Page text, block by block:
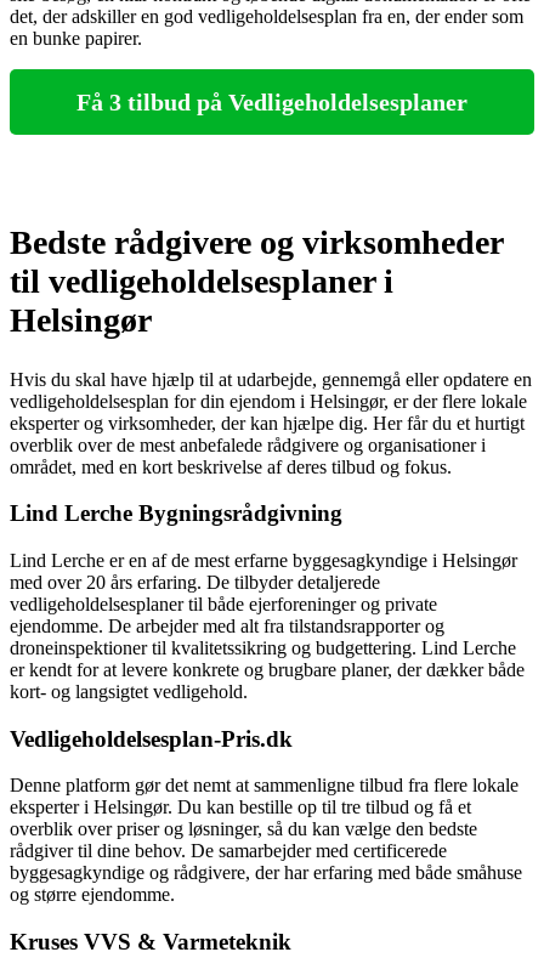
det, der adskiller en god vedligeholdelsesplan fra en, der ender som
en bunke papirer.
Få 3 tilbud på Vedligeholdelsesplaner
Bedste rådgivere og virksomheder
til vedligeholdelsesplaner i
Helsingør
Hvis du skal have hjælp til at udarbejde, gennemgå eller opdatere en
vedligeholdelsesplan for din ejendom i Helsingør, er der flere lokale
eksperter og virksomheder, der kan hjælpe dig. Her får du et hurtigt
overblik over de mest anbefalede rådgivere og organisationer i
området, med en kort beskrivelse af deres tilbud og fokus.
Lind Lerche Bygningsrådgivning
Lind Lerche er en af de mest erfarne byggesagkyndige i Helsingør
med over 20 års erfaring. De tilbyder detaljerede
vedligeholdelsesplaner til både ejerforeninger og private
ejendomme. De arbejder med alt fra tilstandsrapporter og
droneinspektioner til kvalitetssikring og budgettering. Lind Lerche
er kendt for at levere konkrete og brugbare planer, der dækker både
kort- og langsigtet vedligehold.
Vedligeholdelsesplan-Pris.dk
Denne platform gør det nemt at sammenligne tilbud fra flere lokale
eksperter i Helsingør. Du kan bestille op til tre tilbud og få et
overblik over priser og løsninger, så du kan vælge den bedste
rådgiver til dine behov. De samarbejder med certificerede
byggesagkyndige og rådgivere, der har erfaring med både småhuse
og større ejendomme.
Kruses VVS & Varmeteknik